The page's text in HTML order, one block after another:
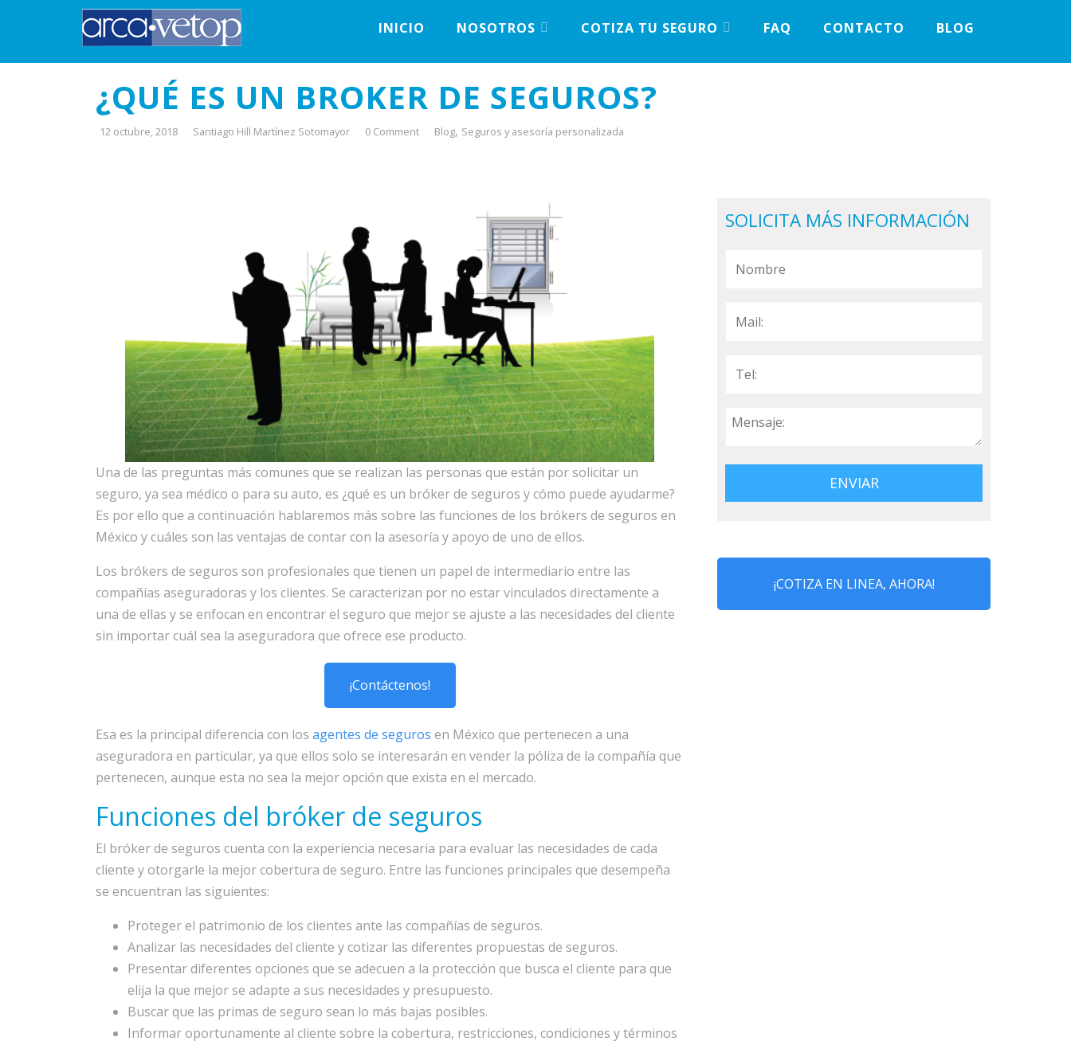
INICIO NOSOTROS COTIZA TU SEGURO FAQ CONTACTO BLOG
¿QUÉ ES UN BROKER DE SEGUROS?
12 octubre, 2018 Santiago Hill Martínez Sotomayor 0 Comment Blog, Seguros y asesoría personalizada
Una de las preguntas más comunes que se realizan las personas que están por solicitar un
seguro, ya sea médico o para su auto, es ¿qué es un bróker de seguros y cómo puede ayudarme?
Es por ello que a continuación hablaremos más sobre las funciones de los brókers de seguros en
México y cuáles son las ventajas de contar con la asesoría y apoyo de uno de ellos.
Los brókers de seguros son profesionales que tienen un papel de intermediario entre las
compañías aseguradoras y los clientes. Se caracterizan por no estar vinculados directamente a
una de ellas y se enfocan en encontrar el seguro que mejor se ajuste a las necesidades del cliente
sin importar cuál sea la aseguradora que ofrece ese producto.
¡Contáctenos!
Esa es la principal diferencia con los agentes de seguros en México que pertenecen a una
aseguradora en particular, ya que ellos solo se interesarán en vender la póliza de la compañía que
pertenecen, aunque esta no sea la mejor opción que exista en el mercado.
Funciones del bróker de seguros
El bróker de seguros cuenta con la experiencia necesaria para evaluar las necesidades de cada
cliente y otorgarle la mejor cobertura de seguro. Entre las funciones principales que desempeña
se encuentran las siguientes:
Proteger el patrimonio de los clientes ante las compañías de seguros.
Analizar las necesidades del cliente y cotizar las diferentes propuestas de seguros.
Presentar diferentes opciones que se adecuen a la protección que busca el cliente para que
elija la que mejor se adapte a sus necesidades y presupuesto.
Buscar que las primas de seguro sean lo más bajas posibles.
Informar oportunamente al cliente sobre la cobertura, restricciones, condiciones y términos
SOLICITA MÁS INFORMACIÓN
¡COTIZA EN LINEA, AHORA!